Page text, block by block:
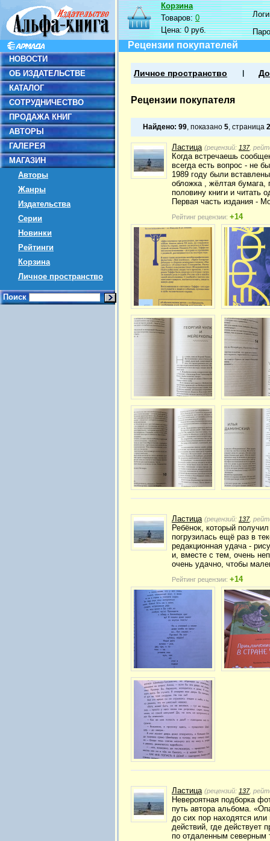
НОВОСТИ
ОБ ИЗДАТЕЛЬСТВЕ
КАТАЛОГ
СОТРУДНИЧЕСТВО
ПРОДАЖА КНИГ
АВТОРЫ
ГАЛЕРЕЯ
МАГАЗИН
Авторы
Жанры
Издательства
Серии
Новинки
Рейтинги
Корзина
Личное пространство
Поиск
Корзина
Товаров:0
Цена:0 руб.
Рецензии покупателей
Личное пространство
Рецензии покупателя
Найдено: 99, показано 5, страница 2
Ластица (рецензий: 137,
Когда встречаешь
всегда есть вопрос - не
1989 году были
обложка , жёлтая бумага,
половину книги и читать
Первая часть издания -
Рейтинг рецензии: +14
Ластица (рецензий: 137,
Ребёнок, который
погрузилась ещё раз в
редакционная удача -
и, вместе с тем, очень
очень удачно, чтобы
Рейтинг рецензии: +14
Ластица (рецензий: 137,
Невероятная подборка
путь автора альбома.
до сих пор находятся
действий, где действует
по отдаленным северным